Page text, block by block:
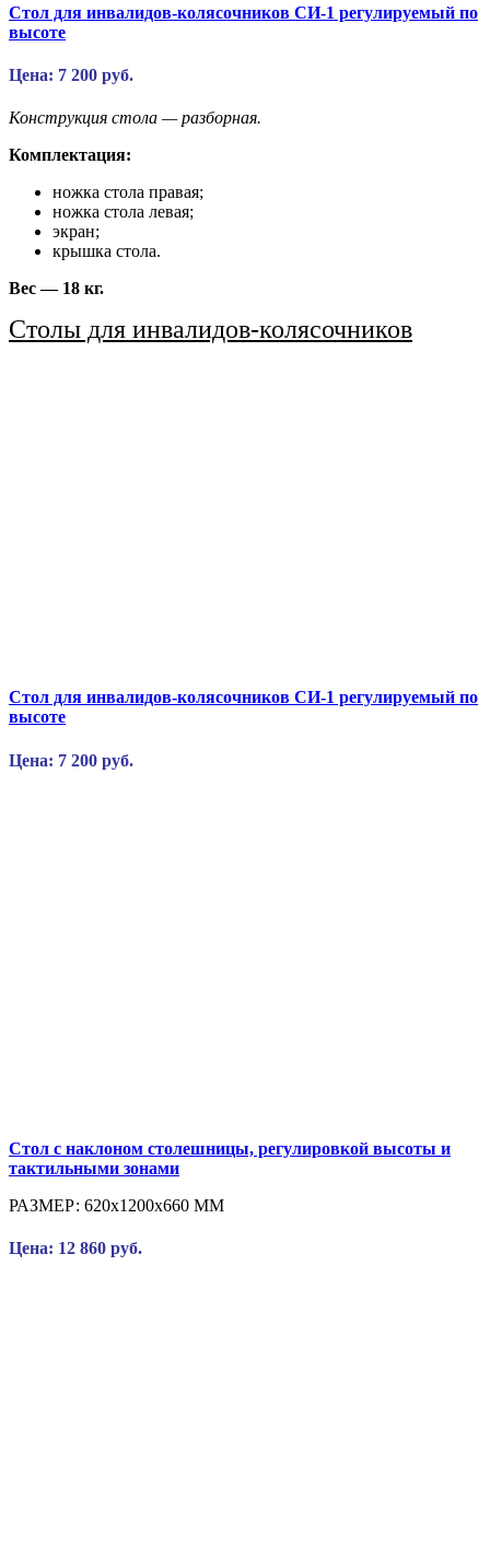
Стол для инвалидов-колясочников СИ-1 регулируемый по
высоте
Цена: 7 200 руб.
Конструкция стола — разборная.
Комплектация:
ножка стола правая;
ножка стола левая;
экран;
крышка стола.
Вес — 18 кг.
Столы для инвалидов-колясочников
Стол для инвалидов-колясочников СИ-1 регулируемый по
высоте
Цена: 7 200 руб.
Стол с наклоном столешницы, регулировкой высоты и
тактильными зонами
РАЗМЕР: 620x1200x660 ММ
Цена: 12 860 руб.